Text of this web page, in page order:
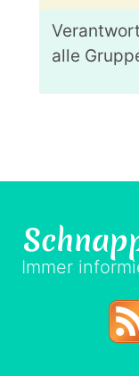
alle
Immer